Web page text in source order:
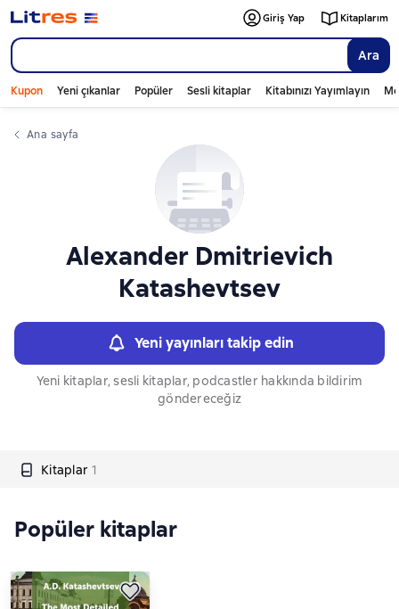
Ara
Giriş Yap Kitaplarım
Kupon Yeni çıkanlar Popüler Sesli kitaplar Kitabınızı Yayımlayın
Ana sayfa
Alexander Dmitrievich
Katashevtsev
Yeni yayınları takip edin
Yeni kitaplar, sesli kitaplar, podcastler hakkında bildirim
göndereceğiz
Kitaplar 1
Слайдер с книгами
Popüler kitaplar